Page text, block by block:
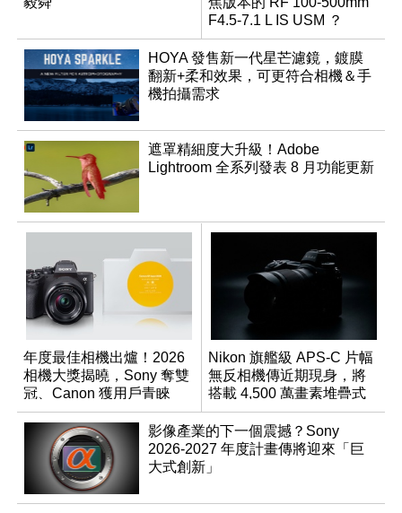
F4.5-7.1 L IS USM ？
HOYA 發售新一代星芒濾鏡，鍍膜
翻新+柔和效果，可更符合相機＆手
機拍攝需求
遮罩精細度大升級！Adobe
Lightroom 全系列發表 8 月功能更新
年度最佳相機出爐！2026
相機大獎揭曉，Sony 奪雙
冠、Canon 獲用戶青睞
Nikon 旗艦級 APS-C 片幅
無反相機傳近期現身，將
搭載 4,500 萬畫素堆疊式
感光元件？
影像產業的下一個震撼？Sony
2026-2027 年度計畫傳將迎來「巨
大式創新」